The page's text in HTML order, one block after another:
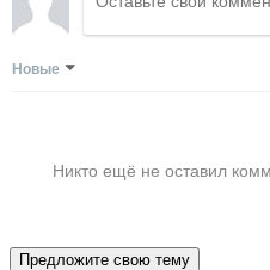
Новые
Никто ещё не оставил
Предложите свою тему